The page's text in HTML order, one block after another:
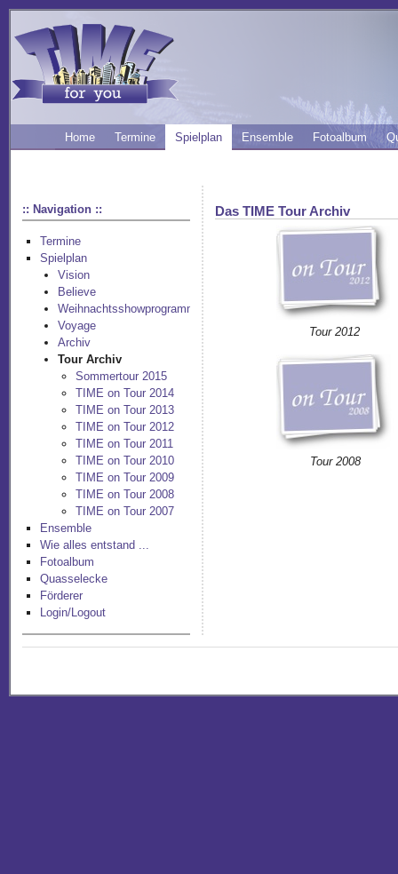
Home Termine Spielplan Ensemble Fotoalbum
:: Navigation ::
Termine
Spielplan
Vision
Believe
Weihnachtsshowprogramm
Voyage
Archiv
Tour Archiv
Sommertour 2015
TIME on Tour 2014
TIME on Tour 2013
TIME on Tour 2012
TIME on Tour 2011
TIME on Tour 2010
TIME on Tour 2009
TIME on Tour 2008
TIME on Tour 2007
Ensemble
Wie alles entstand ...
Fotoalbum
Quasselecke
Förderer
Login/Logout
Das TIME Tour Archiv
Tour 2012
Tour 2008